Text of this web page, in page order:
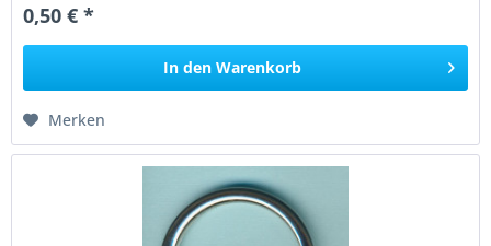
0,50 € *
In den Warenkorb
Merken